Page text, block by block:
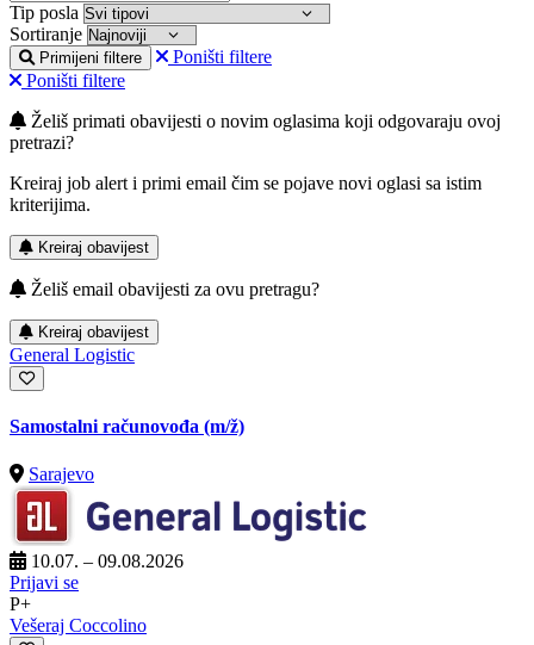
Tip posla
Sortiranje
Primijeni filtere
Poništi filtere
Poništi filtere
Želiš primati obavijesti o novim oglasima koji odgovaraju ovoj
pretrazi?
Kreiraj job alert i primi email čim se pojave novi oglasi sa istim
kriterijima.
Kreiraj obavijest
Želiš email obavijesti za ovu pretragu?
Kreiraj obavijest
General Logistic
Samostalni računovođa (m/ž)
Sarajevo
10.07. – 09.08.2026
Prijavi se
P+
Vešeraj Coccolino